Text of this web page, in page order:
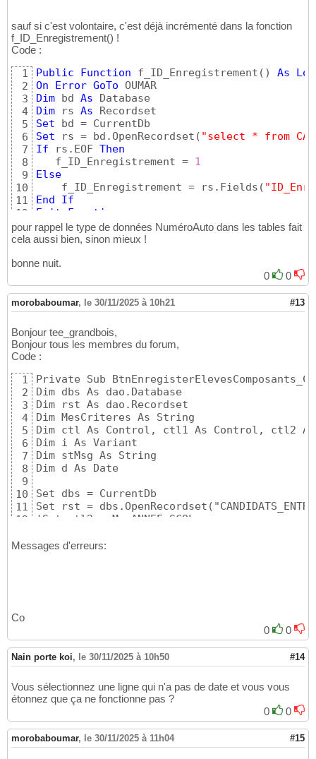
sauf si c'est volontaire, c'est déjà incrémenté dans la fonction
f_ID_Enregistrement() !
Code :
1
2
3
4
5
6
7
8
9
10
11
12
13
14
Public Function f_ID_Enregistrement ( ) As
On
Error GoTo
Dim bd As
Dim rs As
Set
Set rs = bd.OpenRecordset ( "select * from
If rs.EOF Then
   f_ID_Enregistrement =
1
Else
    f_ID_Enregistrement = rs.Fields
(
End
If
Exit
Function
OUMAR:
pour rappel le type de données NuméroAuto dans les tables fait
cela aussi bien, sinon mieux !
bonne nuit.
0
0
morobaboumar, le 30/11/2025 à 10h21 #13
Bonjour tee_grandbois,
Bonjour tous les membres du forum,
Code :
1
2
3
4
5
6
7
8
9
10
11
12
14
20
22
23
25
26
28
29
30
Private Sub
Dim dbs As dao.Database
Dim rst As dao.Recordset
Dim MesCriteres As String
Dim ctl As Control, ctl1 As Control, ctl2
Dim i As Variant
Dim stMsg As String
Dim d As Date
Set dbs = CurrentDb
Set rst =
'Set ctl2 = Me.ANNEE_SCOL
Set ctl1 = Me.Filtre_AnneeScolaire
        Me.Filtre_AnneeScolaire.SetFocus
'Me.Filtre_AnneeScolaire.Dropdown
SendKeys "{F4}"      '*** Pour
        Exit Sub
' contrôle de la sélection
'If ctl2.ItemsSelected.Count = 0 Then
If
MsgBox "Veuillez sélectionner un
Exit Sub
Messages d'erreurs:
Co
0
0
Nain porte koi, le 30/11/2025 à 10h50 #14
Vous sélectionnez une ligne qui n'a pas de date et vous vous
étonnez que ça ne fonctionne pas ?
0
0
morobaboumar, le 30/11/2025 à 11h04 #15